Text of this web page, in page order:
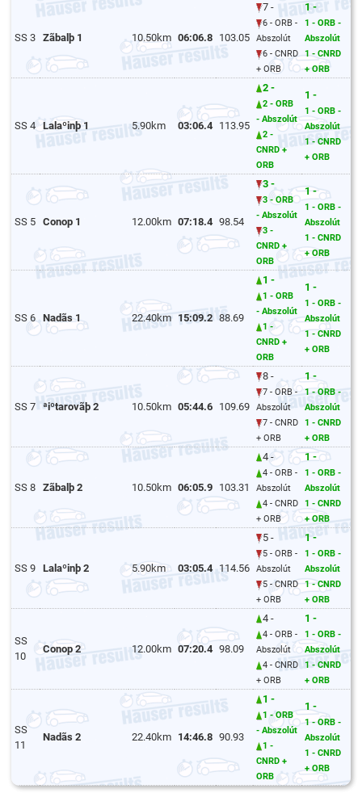
SS 3 Zãbalþ 1 10.50km 06:06.8 103.05
7 -
6 - ORB -
Abszolút
6 - CNRD
+ ORB
1 -
1 - ORB -
Abszolút
1 - CNRD
+ ORB
SS 4 Lalaºinþ 1 5.90km 03:06.4 113.95
2 -
2 - ORB
- Abszolút
2 -
CNRD +
ORB
1 -
1 - ORB -
Abszolút
1 - CNRD
+ ORB
SS 5 Conop 1 12.00km 07:18.4 98.54
3 -
3 - ORB
- Abszolút
3 -
CNRD +
ORB
1 -
1 - ORB -
Abszolút
1 - CNRD
+ ORB
SS 6 Nadãs 1 22.40km 15:09.2 88.69
1 -
1 - ORB
- Abszolút
1 -
CNRD +
ORB
1 -
1 - ORB -
Abszolút
1 - CNRD
+ ORB
SS 7 ªiºtarovãþ 2 10.50km 05:44.6 109.69
8 -
7 - ORB -
Abszolút
7 - CNRD
+ ORB
1 -
1 - ORB -
Abszolút
1 - CNRD
+ ORB
SS 8 Zãbalþ 2 10.50km 06:05.9 103.31
4 -
4 - ORB -
Abszolút
4 - CNRD
+ ORB
1 -
1 - ORB -
Abszolút
1 - CNRD
+ ORB
SS 9 Lalaºinþ 2 5.90km 03:05.4 114.56
5 -
5 - ORB -
Abszolút
5 - CNRD
+ ORB
1 -
1 - ORB -
Abszolút
1 - CNRD
+ ORB
SS
10
Conop 2 12.00km 07:20.4 98.09
4 -
4 - ORB -
Abszolút
4 - CNRD
+ ORB
1 -
1 - ORB -
Abszolút
1 - CNRD
+ ORB
SS
11
Nadãs 2 22.40km 14:46.8 90.93
1 -
1 - ORB
- Abszolút
1 -
CNRD +
ORB
1 -
1 - ORB -
Abszolút
1 - CNRD
+ ORB